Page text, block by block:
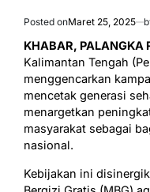
Posted onMaret 25, 2025
KHABAR, PALANGKA
Kalimantan Tengah
menggencarkan
mencetak generasi
menargetkan
masyarakat sebagai
nasional.
Kebijakan ini